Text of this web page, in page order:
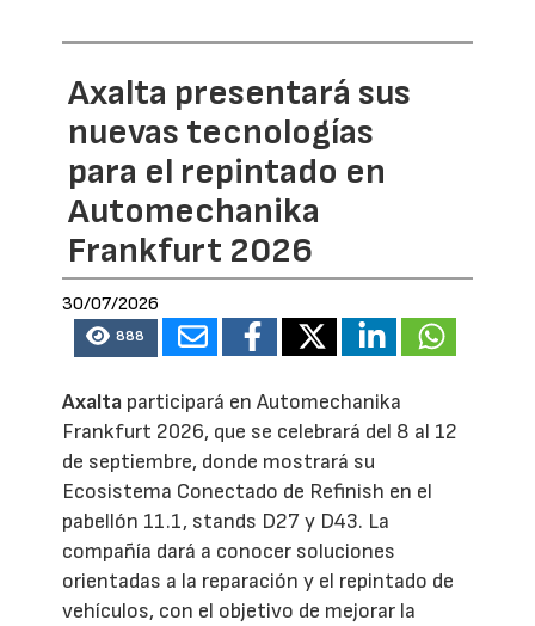
Axalta presentará sus
nuevas tecnologías
para el repintado en
Automechanika
Frankfurt 2026
30/07/2026
888
Axalta participará en Automechanika
Frankfurt 2026, que se celebrará del 8 al 12
de septiembre, donde mostrará su
Ecosistema Conectado de Refinish en el
pabellón 11.1, stands D27 y D43. La
compañía dará a conocer soluciones
orientadas a la reparación y el repintado de
vehículos, con el objetivo de mejorar la